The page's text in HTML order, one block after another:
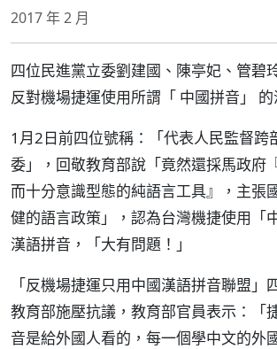
2017 年 2 月
四位民進黨立委劉建國、陳亭妃、管碧
反對機場捷運使用所謂「 中國拼音」 的
1月2日前四位號稱：「代表人民監督跨
委」，回敬教育部說「竟然還採馬政府
而十分意識型態的純語言工具』，主張
健的語言政策」，認為台灣機捷使用「
漢語拼音，「大有問題！」
「反機場捷運只用中國漢語拼音聯盟」
教育部施壓抗議，教育部官員表示：「
音是給外國人看的，每一個學中文的外